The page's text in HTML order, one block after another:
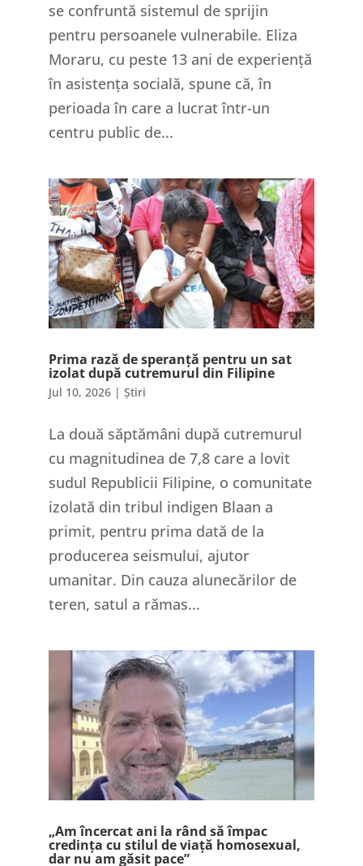
se confruntă sistemul de sprijin
pentru persoanele vulnerabile. Eliza
Moraru, cu peste 13 ani de experiență
în asistența socială, spune că, în
perioada în care a lucrat într-un
centru public de...
Prima rază de speranță pentru un sat
izolat după cutremurul din Filipine
Jul 10, 2026| Știri
La două săptămâni după cutremurul
cu magnitudinea de 7,8 care a lovit
sudul Republicii Filipine, o comunitate
izolată din tribul indigen Blaan a
primit, pentru prima dată de la
producerea seismului, ajutor
umanitar. Din cauza alunecărilor de
teren, satul a rămas...
„Am încercat ani la rând să împac
credința cu stilul de viață homosexual,
dar nu am găsit pace”